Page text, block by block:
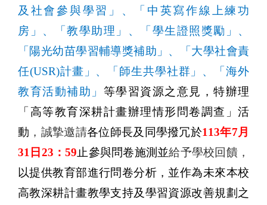
及社會參與學習」、「中英寫作線上練功
房」、「教學助理」、「學生證照獎勵」、
「陽光幼苗學習輔導獎補助」、「大學社會責
任(USR)計畫」、「師生共學社群」、「海外
教育活動補助」 等學習資源之意見，特辦理
「高等教育深耕計畫辦理情形問卷調查」活
動 ，誠摯邀請各位師長及同學撥冗於113年7月
31 日 23 ：59 止參與問卷施測並給予學校回饋，
以提供教育部進行問卷分析，並作為未來本校
高教深耕計畫教學支持及學習資源改善規劃之